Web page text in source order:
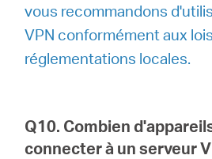
vous recommandons
VPN conformément aux
réglementations locales.
Q10. Combien
connecter à un serveur